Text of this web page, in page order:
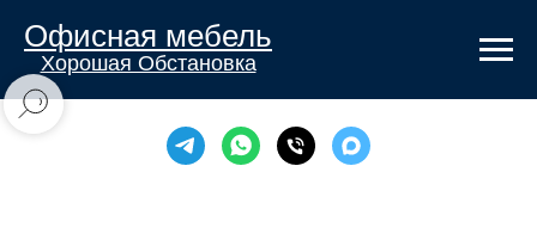
Офисная мебель
Хорошая Обстановка